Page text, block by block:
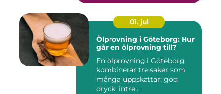
01. jul
Ölprovning i Göteborg: Hur
går en ölprovning till?
En ölprovning i Göteborg
kombinerar tre saker som
många uppskattar: god
dryck, intre...